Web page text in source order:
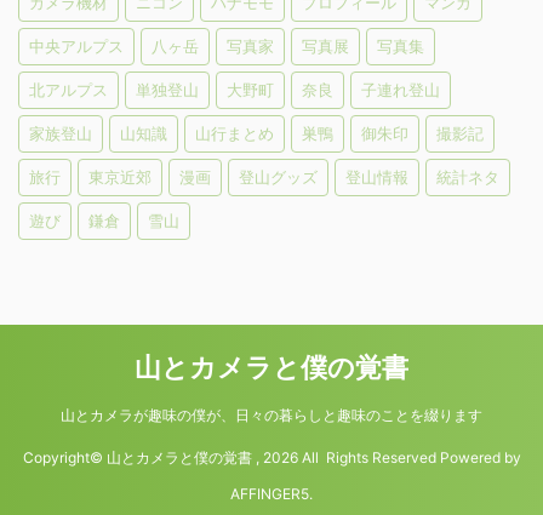
中央アルプス 八ヶ岳 写真家 写真展 写真集
北アルプス 単独登山 大野町 奈良 子連れ登山
家族登山 山知識 山行まとめ 巣鴨 御朱印 撮影記
旅行 東京近郊 漫画 登山グッズ 登山情報 統計ネタ
遊び 鎌倉 雪山
山とカメラと僕の覚書
山とカメラが趣味の僕が、日々の暮らしと趣味のことを綴ります
Copyright© 山とカメラと僕の覚書 , 2026 All Rights Reserved Powered by
AFFINGER5.